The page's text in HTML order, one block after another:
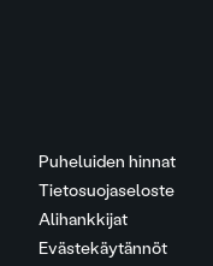
Puheluiden hinnat
Tietosuojaseloste
Alihankkijat
Evästekäytännöt